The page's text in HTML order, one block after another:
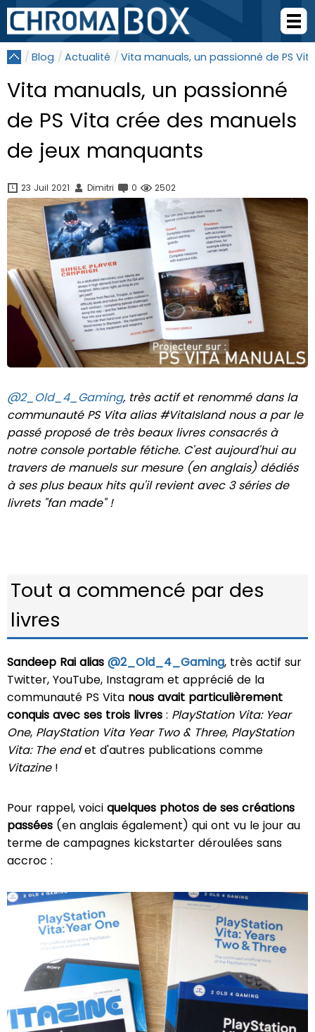
Blog Actualité Vita manuals, un passionné de PS
Vita manuals, un passionné
de PS Vita crée des manuels
de jeux manquants
23 Juil 2021 Dimitri 0 2502
@2_Old_4_Gaming, très actif et renommé dans la
communauté PS Vita alias #VitaIsland nous a par le
passé proposé de très beaux livres consacrés à
notre console portable fétiche. C'est aujourd'hui au
travers de manuels sur mesure (en anglais) dédiés
à ses plus beaux hits qu'il revient avec 3 séries de
livrets "fan made" !
Tout a commencé par des
livres
Sandeep Rai alias @2_Old_4_Gaming, très actif sur
Twitter, YouTube, Instagram et apprécié de la
communauté PS Vita nous avait particulièrement
conquis avec ses trois livres : PlayStation Vita: Year
One, PlayStation Vita Year Two & Three, PlayStation
Vita: The endet d'autres publications comme
Vitazine!
Pour rappel, voici quelques photos de ses créations
passées (en anglais également) qui ont vu le jour au
terme de campagnes kickstarter déroulées sans
accroc :